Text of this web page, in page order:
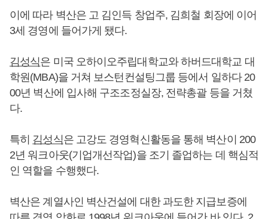
이에 따라 벽산은 고 김인득 창업주, 김희철 회장에 이어
3세 경영에 들어가게 됐다.
김성식은 미국 오하이오주립대학교와 하버드대학교 대
학원(MBA)을 거쳐 보스턴컨설팅그룹 등에서 일하다 20
00년 벽산에 입사해 구조조정실장, 전략총괄 등을 거쳤
다.
특히 김성식은 고강도 경영혁신활동을 통해 벽산이 200
2년 워크아웃(기업개선작업)을 조기 졸업하는 데 핵심적
인 역할을 수행했다.
벽산은 계열사인 벽산건설에 대한 과도한 지급보증에